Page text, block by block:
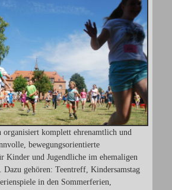
organisiert komplett ehrenamtlich und
bewegungsorientierte
Kinder und Jugendliche im ehemaligen
gehören: Teentreff, Kindersamstag
in den Sommerferien,